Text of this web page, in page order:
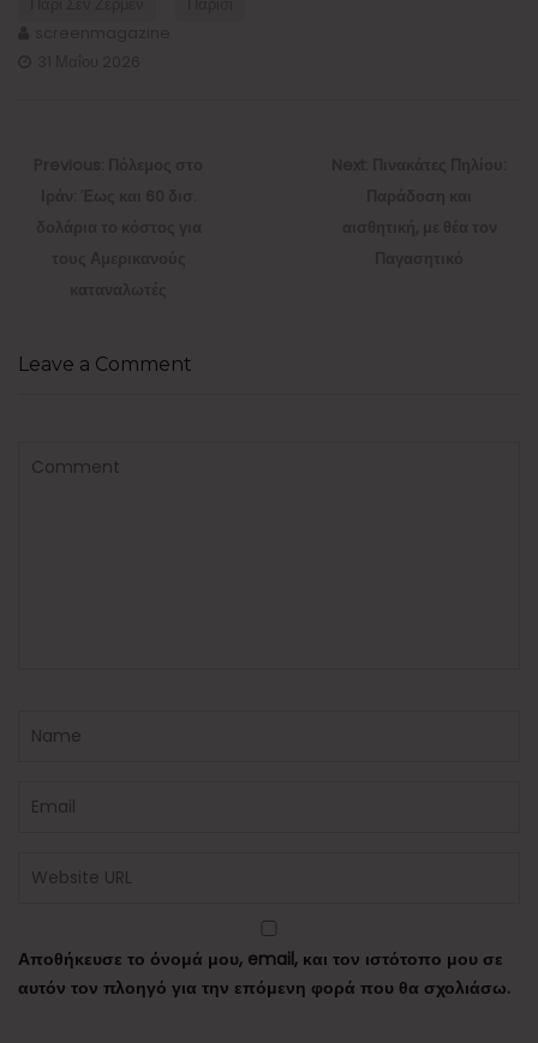
Leave a Comment
Αποθήκευσε το όνομά μου, email, και τον ιστότοπο μου σε
αυτόν τον πλοηγό για την επόμενη φορά που θα σχολιάσω.